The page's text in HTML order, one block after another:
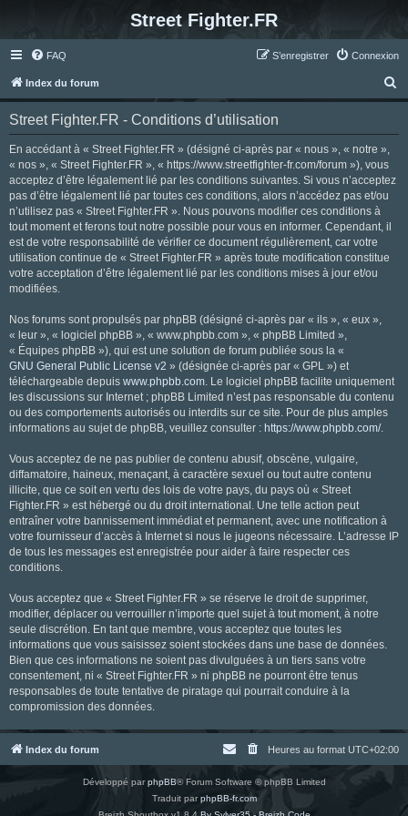
Street Fighter.FR
FAQ Connexion
S’enregistrer
Index du forum
e
Street Fighter.FR - Conditions d’utilisation
En accédant à « Street Fighter.FR » (désigné ci-après par « nous », « notre »,
« nos », « Street Fighter.FR », « https://www.streetfighter-fr.com/forum »), vous
acceptez d’être légalement lié par les conditions suivantes. Si vous n’acceptez
pas d’être légalement lié par toutes ces conditions, alors n’accédez pas et/ou
n’utilisez pas « Street Fighter.FR ». Nous pouvons modifier ces conditions à
tout moment et ferons tout notre possible pour vous en informer. Cependant, il
est de votre responsabilité de vérifier ce document régulièrement, car votre
utilisation continue de « Street Fighter.FR » après toute modification constitue
votre acceptation d’être légalement lié par les conditions mises à jour et/ou
modifiées.
Nos forums sont propulsés par phpBB (désigné ci-après par « ils », « eux »,
« leur », « logiciel phpBB », « www.phpbb.com », « phpBB Limited »,
« Équipes phpBB »), qui est une solution de forum publiée sous la «
GNU General Public License v2 » (désignée ci-après par « GPL ») et
téléchargeable depuis www.phpbb.com. Le logiciel phpBB facilite uniquement
les discussions sur Internet ; phpBB Limited n’est pas responsable du contenu
ou des comportements autorisés ou interdits sur ce site. Pour de plus amples
informations au sujet de phpBB, veuillez consulter : https://www.phpbb.com/.
Vous acceptez de ne pas publier de contenu abusif, obscène, vulgaire,
diffamatoire, haineux, menaçant, à caractère sexuel ou tout autre contenu
illicite, que ce soit en vertu des lois de votre pays, du pays où « Street
Fighter.FR » est hébergé ou du droit international. Une telle action peut
entraîner votre bannissement immédiat et permanent, avec une notification à
votre fournisseur d’accès à Internet si nous le jugeons nécessaire. L’adresse IP
de tous les messages est enregistrée pour aider à faire respecter ces
conditions.
Vous acceptez que « Street Fighter.FR » se réserve le droit de supprimer,
modifier, déplacer ou verrouiller n’importe quel sujet à tout moment, à notre
seule discrétion. En tant que membre, vous acceptez que toutes les
informations que vous saisissez soient stockées dans une base de données.
Bien que ces informations ne soient pas divulguées à un tiers sans votre
consentement, ni « Street Fighter.FR » ni phpBB ne pourront être tenus
responsables de toute tentative de piratage qui pourrait conduire à la
compromission des données.
Index du forum Heures au format UTC+02:00
Développé parphpBB® Forum Software © phpBB Limited
Traduit parphpBB-fr.com